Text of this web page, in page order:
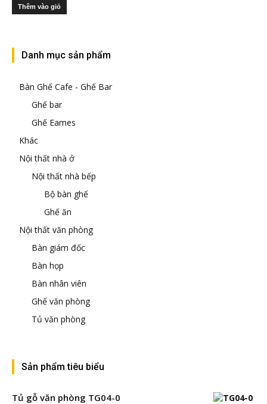
Thêm vào giỏ
Danh mục sản phẩm
Bàn Ghế Cafe - Ghế Bar
Ghế bar
Ghế Eames
Khác
Nội thất nhà ở
Nội thất nhà bếp
Bộ bàn ghế
Ghế ăn
Nội thất văn phòng
Bàn giám đốc
Bàn họp
Bàn nhân viên
Ghế văn phòng
Tủ văn phòng
Sản phẩm tiêu biểu
Tủ gỗ văn phòng TG04-0